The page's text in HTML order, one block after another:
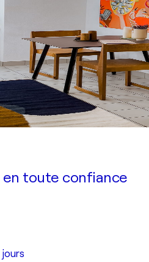
toute confiance